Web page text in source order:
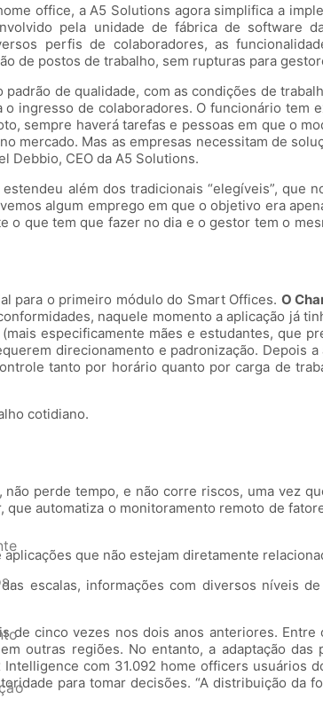
office, a A5 Solutions agora simplifica a
pela unidade de fábrica de software
perfis de colaboradores, as
de postos de trabalho, sem rupturas para
de qualidade, com as condições de
ingresso de colaboradores. O funcionário tem
sempre haverá tarefas e pessoas em que o
mercado. Mas as empresas necessitam de
Debbio, CEO da A5 Solutions.
além dos tradicionais “elegíveis”, que
algum emprego em que o objetivo era
o que tem que fazer no dia e o gestor tem o
para o primeiro módulo do Smart Offices. O
naquele momento a aplicação já
especificamente mães e estudantes, que
direcionamento e padronização. Depois
tanto por horário quanto por carga de
cotidiano.
perde tempo, e não corre riscos, uma vez
automatiza o monitoramento remoto de
que não estejam diretamente
escalas, informações com diversos níveis
de cinco vezes nos dois anos anteriores.
outras regiões. No entanto, a adaptação das
com 31.092 home officers usuários
para tomar decisões. “A distribuição da